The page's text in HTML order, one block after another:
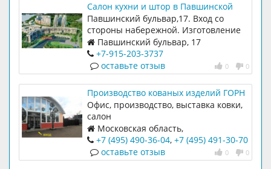
Салон кухни и штор в Павшинской
пойме
Павшинский бульвар,17. Вход со
стороны набережной. Изготовление
кухни, встроенной мебели, пошив
штор и подбор карнизов под стиль
интерьера.
Павшинский бульвар, 17
+7-915-203-3737
0 0
оставьте отзыв
Производство кованых изделий ГОРН
Офис, производство, выставка ковки,
салон
Московская область,
Солнечногорский район, дер.
Юрлово, ул. Сабуровская, д. 1
+7 (495) 490-36-04, +7 (495) 491-30-70
0 0
оставьте отзыв